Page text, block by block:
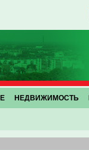
НЕДВИЖИМОСТЬ